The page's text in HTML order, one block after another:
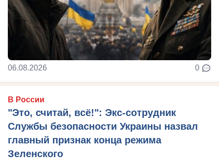
06.08.2026 0
В России
"Это, считай, всё!": Экс-сотрудник
Службы безопасности Украины назвал
главный признак конца режима
Зеленского